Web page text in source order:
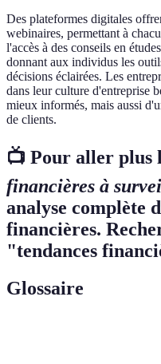
Des plateformes digitales
webinaires, permettant à
l'accès à des conseils en
donnant aux individus les
décisions éclairées. Les
dans leur culture d'entreprise
mieux informés, mais aussi
de clients.
📺 Pour aller plus
financières à
analyse complète
financières.
"tendances
Glossaire